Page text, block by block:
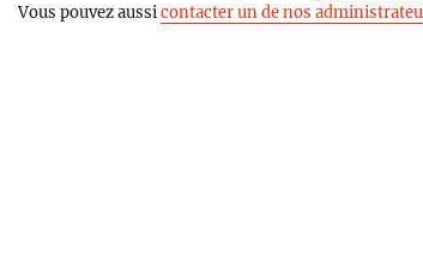
Vous pouvez aussicontacter un de nos